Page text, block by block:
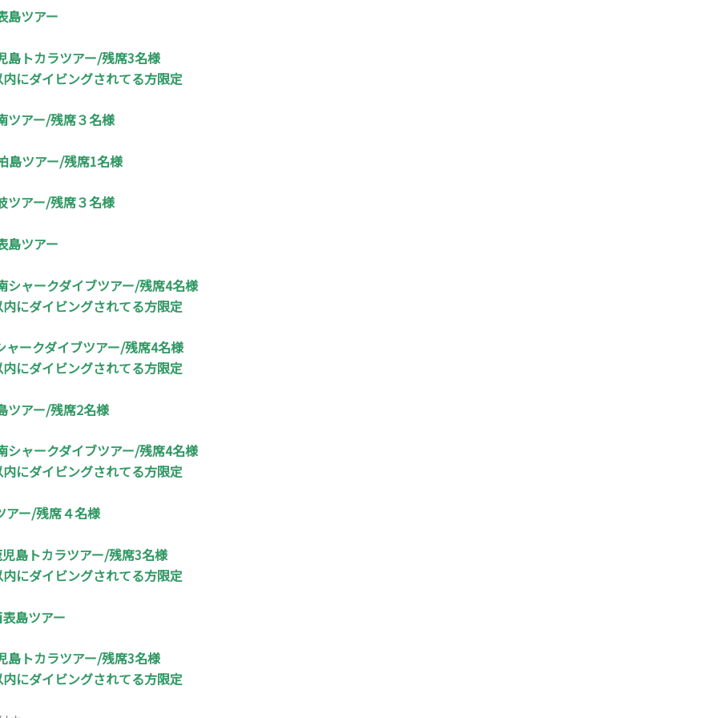
ツアー
トカラツアー/残席3名様
にダイビングされてる方限定
アー/残席３名様
ツアー/残席1名様
アー/残席３名様
ツアー
ャークダイブツアー/残席4名様
にダイビングされてる方限定
ークダイブツアー/残席4名様
にダイビングされてる方限定
アー/残席2名様
ャークダイブツアー/残席4名様
にダイビングされてる方限定
ー/残席４名様
島トカラツアー/残席3名様
にダイビングされてる方限定
島ツアー
トカラツアー/残席3名様
にダイビングされてる方限定